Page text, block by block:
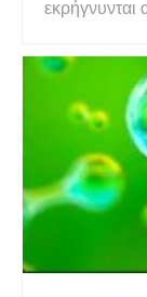
εκρήγνυνται
προκύψει
τμήμα του
επικίνδυνο